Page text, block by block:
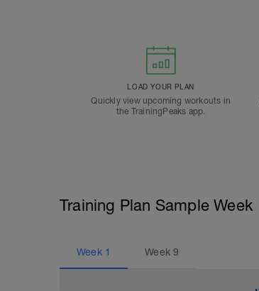
LOAD YOUR PLAN
Quickly view upcoming workouts in
the TrainingPeaks app.
Training Plan Sample Week
Week 1 Week9